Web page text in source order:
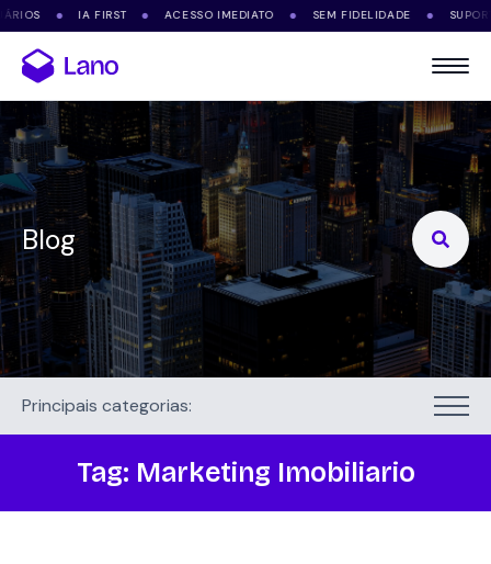
IA FIRST ● ACESSO IMEDIATO ● SEM FIDELIDADE ● SUPORTE VIA
Blog
Search
for:
Principais categorias:
Tag: Marketing Imobiliario